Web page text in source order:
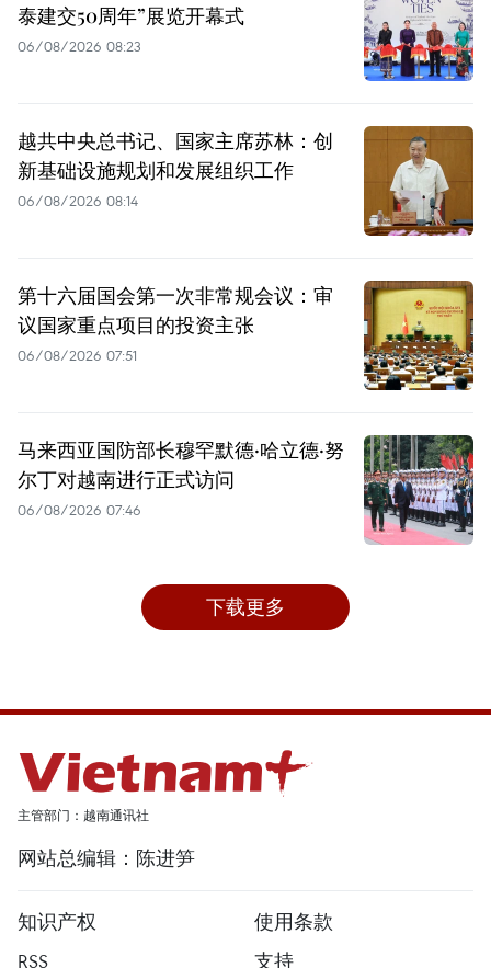
泰建交50周年”展览开幕式
06/08/2026 08:23
越共中央总书记、国家主席苏林：创
新基础设施规划和发展组织工作
06/08/2026 08:14
第十六届国会第一次非常规会议：审
议国家重点项目的投资主张
06/08/2026 07:51
马来西亚国防部长穆罕默德·哈立德·努
尔丁对越南进行正式访问
06/08/2026 07:46
下载更多
主管部门：越南通讯社
网站总编辑：陈进笋
知识产权
使用条款
RSS
支持